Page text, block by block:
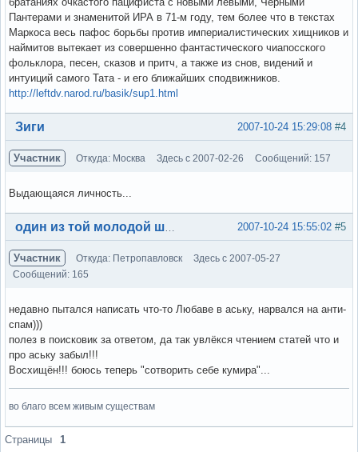
Пантерами и знаменитой ИРА в 71-м году, тем более что в текстах
Маркоса весь пафос борьбы против империалистических хищников и
наймитов вытекает из совершенно фантастического чиапосского
фольклора, песен, сказов и притч, а также из снов, видений и
интуиций самого Тата - и его ближайших сподвижников.
http://leftdv.narod.ru/basik/sup1.html
Вне форума #4
2007-10-24 15:29:08
Зиги
Участник Откуда: Москва Здесь с 2007-02-26 Сообщений: 157
Выдающаяся личность...
Вне форума #5
2007-10-24 15:55:02
Участник Откуда: Петропавловск
Здесь с 2007-05-27
Сообщений: 165
недавно пытался написать что-то Любаве в аську, нарвался на анти-
спам)))
полез в поисковик за ответом, да так увлёкся чтением статей что и
про аську забыл!!!
Восхищён!!! боюсь теперь "сотворить себе кумира"...
во благо всем живым существам
Вне форума
Страницы 1